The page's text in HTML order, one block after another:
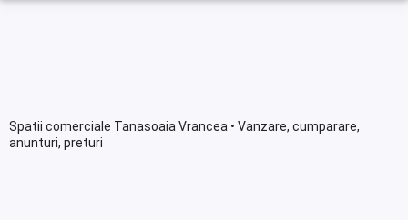
Spatii comerciale Tanasoaia Vrancea • Vanzare, cumparare,
anunturi, preturi